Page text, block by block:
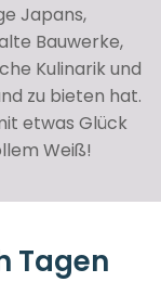
Japans,
Bauwerke,
Kulinarik und
zu bieten hat.
etwas Glück
Weiß!
Tagen